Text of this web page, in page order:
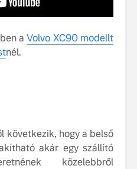
aVolvo XC90 modellt
nél.
következik, hogy a belső
akár egy szállító
közelebbről
jut
lett
gondosan
amelynek